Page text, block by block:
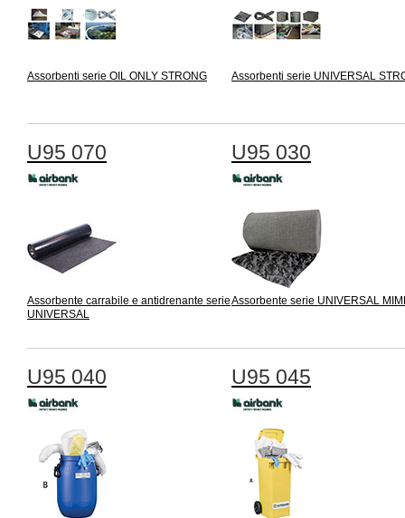
Assorbenti serie OIL ONLY STRONG Assorbenti serie UNIVERSAL
U95 070
Assorbente carrabile e antidrenante serie
UNIVERSAL
U95 030
Assorbente serie UNIVERSAL
U95 040 U95 045